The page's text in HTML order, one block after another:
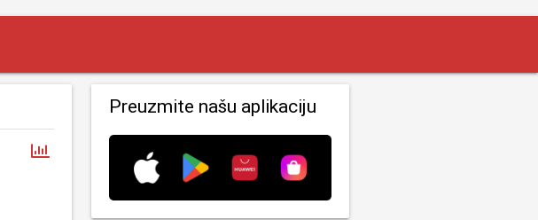
Preuzmite našu aplikaciju